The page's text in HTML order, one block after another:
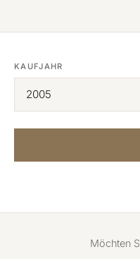
KAUFJAHR
Möchten